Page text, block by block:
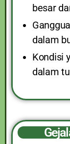
besar
dalam
Kondisi
dalam